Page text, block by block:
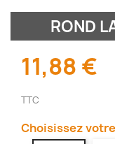
ROND
11,88 €
TTC
Choisissez